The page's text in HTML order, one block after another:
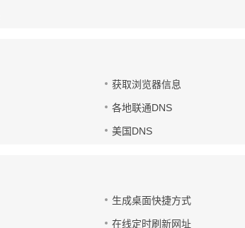
获取浏览器信息
各地联通DNS
美国DNS
生成桌面快捷方式
在线定时刷新网址